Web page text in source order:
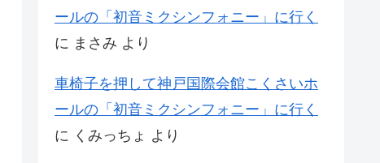
ールの「初音ミクシンフォニー」に行く
に まさみ より
車椅子を押して神戸国際会館こくさいホ
ールの「初音ミクシンフォニー」に行く
に くみっちょ より